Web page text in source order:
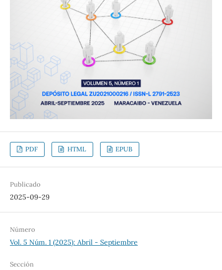
PDF HTML EPUB
Publicado
2025-09-29
Número
Vol. 5 Núm. 1 (2025): Abril - Septiembre
Sección